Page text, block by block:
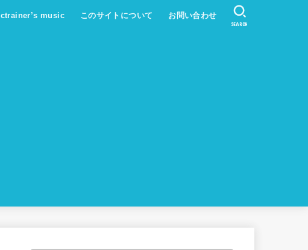
ctrainer’s music このサイトについて お問い合わせ
SEARCH